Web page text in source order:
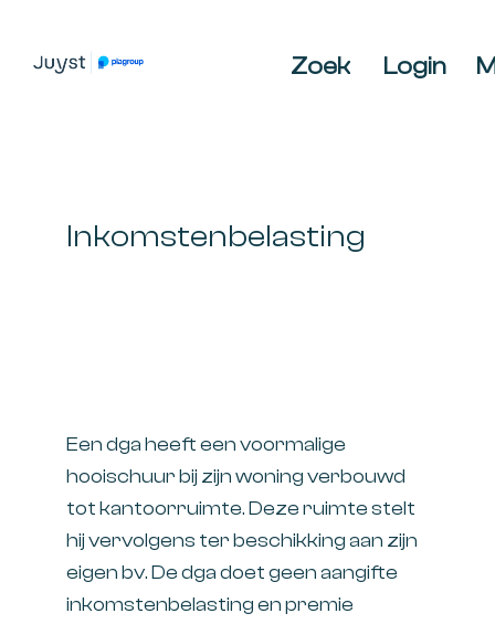
Zoek Login
Inkomstenbelasting
Een dga heeft een voormalige
hooischuur bij zijn woning verbouwd
tot kantoorruimte. Deze ruimte stelt
hij vervolgens ter beschikking aan zijn
eigen bv. De dga doet geen aangifte
inkomstenbelasting en premie